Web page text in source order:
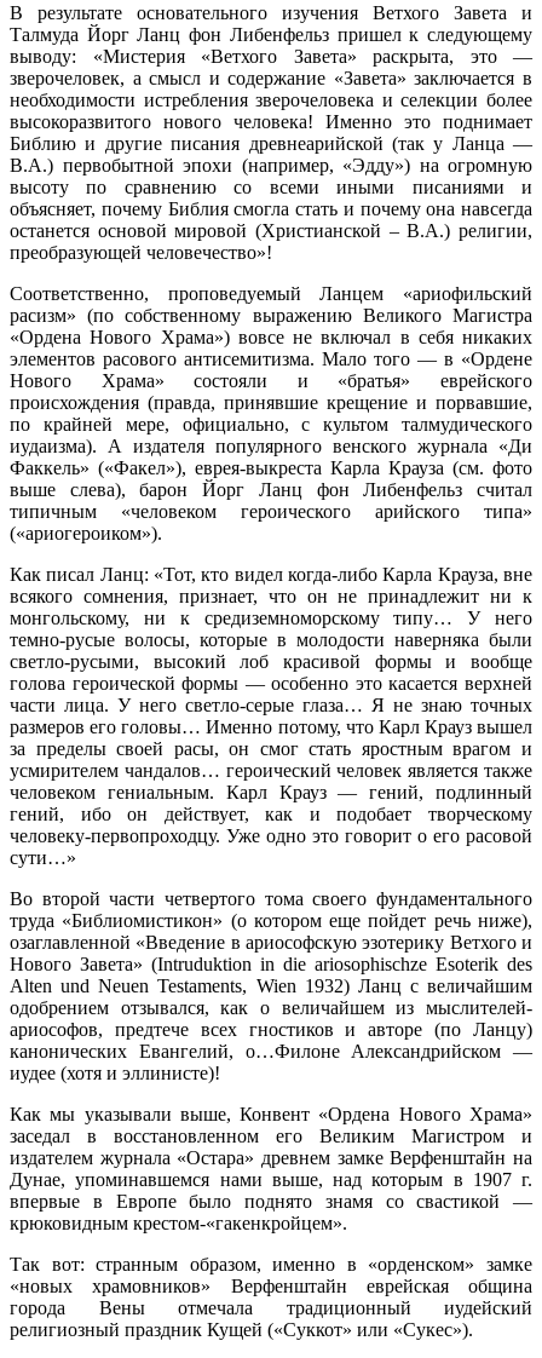
В результате основательного изучения Ветхого Завета и
Талмуда Йорг Ланц фон Либенфельз пришел к следующему
выводу: «Мистерия «Ветхого Завета» раскрыта, это —
зверочеловек, а смысл и содержание «Завета» заключается в
необходимости истребления зверочеловека и селекции более
высокоразвитого нового человека! Именно это поднимает
Библию и другие писания древнеарийской (так у Ланца —
В.А.) первобытной эпохи (например, «Эдду») на огромную
высоту по сравнению со всеми иными писаниями и
объясняет, почему Библия смогла стать и почему она навсегда
останется основой мировой (Христианской – В.А.) религии,
преобразующей человечество»!
Соответственно, проповедуемый Ланцем «ариофильский
расизм» (по собственному выражению Великого Магистра
«Ордена Нового Храма») вовсе не включал в себя никаких
элементов расового антисемитизма. Мало того — в «Ордене
Нового Храма» состояли и «братья» еврейского
происхождения (правда, принявшие крещение и порвавшие,
по крайней мере, официально, с культом талмудического
иудаизма). А издателя популярного венского журнала «Ди
Факкель» («Факел»), еврея-выкреста Карла Крауза (см. фото
выше слева), барон Йорг Ланц фон Либенфельз считал
типичным «человеком героического арийского типа»
(«ариогероиком»).
Как писал Ланц: «Тот, кто видел когда-либо Карла Крауза, вне
всякого сомнения, признает, что он не принадлежит ни к
монгольскому, ни к средиземноморскому типу… У него
темно-русые волосы, которые в молодости наверняка были
светло-русыми, высокий лоб красивой формы и вообще
голова героической формы — особенно это касается верхней
части лица. У него светло-серые глаза… Я не знаю точных
размеров его головы… Именно потому, что Карл Крауз вышел
за пределы своей расы, он смог стать яростным врагом и
усмирителем чандалов… героический человек является также
человеком гениальным. Карл Крауз — гений, подлинный
гений, ибо он действует, как и подобает творческому
человеку-первопроходцу. Уже одно это говорит о его расовой
сути…»
Во второй части четвертого тома своего фундаментального
труда «Библиомистикон» (о котором еще пойдет речь ниже),
озаглавленной «Введение в ариософскую эзотерику Ветхого и
Нового Завета» (Intruduktion in die ariosophischze Esoterik des
Alten und Neuen Testamеnts, Wien 1932) Ланц с величайшим
одобрением отзывался, как о величайшем из мыслителей-
ариософов, предтече всех гностиков и авторе (по Ланцу)
канонических Евангелий, о…Филоне Александрийском —
иудее (хотя и эллинисте)!
Как мы указывали выше, Конвент «Ордена Нового Храма»
заседал в восстановленном его Великим Магистром и
издателем журнала «Остара» древнем замке Верфенштайн на
Дунае, упоминавшемся нами выше, над которым в 1907 г.
впервые в Европе было поднято знамя со свастикой —
крюковидным крестом-«гакенкройцем».
Так вот: странным образом, именно в «орденском» замке
«новых храмовников» Верфенштайн еврейская община
города Вены отмечала традиционный иудейский
религиозный праздник Кущей («Суккот» или «Сукес»).